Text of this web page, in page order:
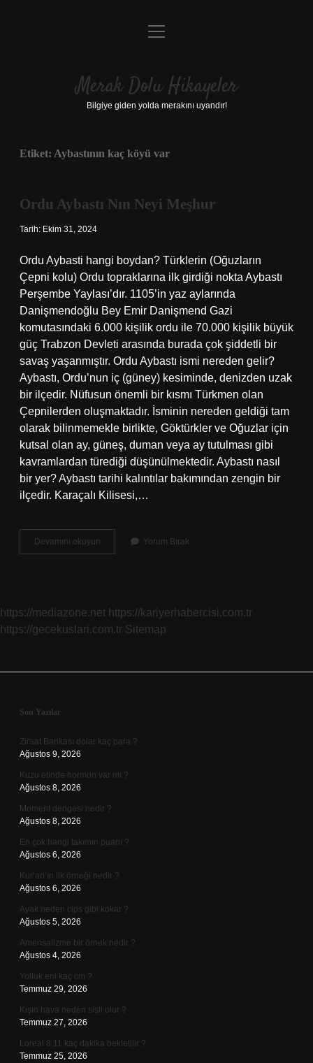
Anasayfa
Yasal Uyarı
menüyü
Merak Dolu Hikayeler
Bilgiye giden yolda merakını uyandır!
Etiket: Aybastının kaç köyü var
Ordu Aybastı Nın Neyi Meşhur
Tarih: Ekim 31, 2024
Ordu Aybasti hangi boydan? Türklerin (Oğuzların
Çepni kolu) Ordu topraklarına ilk girdiği nokta Aybastı
Perşembe Yaylası’dır. 1105’in yaz aylarında
Danişmendoğlu Bey Emir Danişmend Gazi
komutasındaki 6.000 kişilik ordu ile 70.000 kişilik büyük
güç Trabzon Devleti arasında burada çok şiddetli bir
savaş yaşanmıştır. Ordu Aybastı ismi nereden gelir?
Aybastı, Ordu’nun iç (güney) kesiminde, denizden uzak
bir ilçedir. Nüfusun önemli bir kısmı Türkmen olan
Çepnilerden oluşmaktadır. İsminin nereden geldiği tam
olarak bilinmemekle birlikte, Göktürkler ve Oğuzlar için
kutsal olan ay, güneş, duman veya ay tutulması gibi
kavramlardan türediği düşünülmektedir. Aybastı nasıl
bir yer? Aybastı tarihi kalıntılar bakımından zengin bir
ilçedir. Karaçalı Kilisesi,…
Devamını okuyun
Aybastı
Yorum Bırak
https://mediazone.net https://kariyerhabercisi.com.tr
https://gecekuslari.com.tr Sitemap
Sidebar
Son Yazılar
Ziraat Bankası dolar kaç para ?
Ağustos 9, 2026
Kuzu etinde hormon var mı ?
Ağustos 8, 2026
Moment dengesi nedir ?
Ağustos 8, 2026
En çok hangi takımın puanı ?
Ağustos 6, 2026
Kur’an’ın ilk örneği nedir ?
Ağustos 6, 2026
Ayak neden cips gibi kokar ?
Ağustos 5, 2026
Amensalizme bir örnek nedir ?
Ağustos 4, 2026
Yolluk eni kaç cm ?
Temmuz 29, 2026
Kışın hava neden sisli olur ?
Temmuz 27, 2026
Loreal 8.11 kaç dakika bekletilir ?
Temmuz 25, 2026